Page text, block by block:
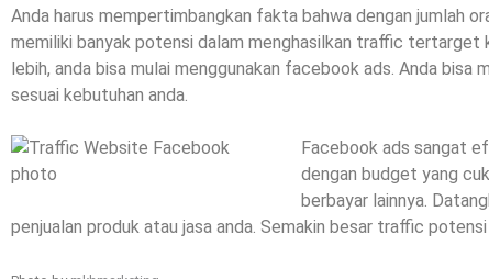
Anda harus mempertimbangkan fakta bahwa dengan jumlah
memiliki banyak potensi dalam menghasilkan traffic tertarget
lebih, anda bisa mulai menggunakan facebook ads. Anda
sesuai kebutuhan anda.
Facebook ads sangat
dengan budget yang
berbayar lainnya.
penjualan produk atau jasa anda. Semakin besar traffic